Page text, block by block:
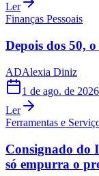
Ler
Finanças Pessoais
Depois dos 50,
ADAlexia Diniz
1 de ago. de 2026
Ler
Ferramentas e
Consignado do
só empurra o